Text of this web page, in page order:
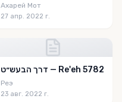
Ахарей Мот
27 апр. 2022 г.
דרך הבעש״ט — Re'eh 5782
Реэ
23 авг. 2022 г.